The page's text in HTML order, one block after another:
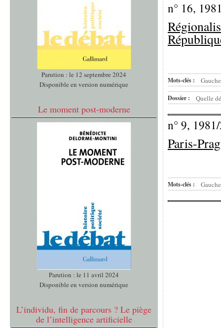
Parution : le 12 septembre 2024
Disponible en version numérique
Le moment post-moderne
Parution : le 11 avril 2024
Disponible en version numérique
L’individu, fin de parcours ? Le piège
de l’intelligence artificielle
n° 16,
Mots-clés : Gauche
Dossier : Quelle
n° 9,
Paris-
Mots-clés : Gauche